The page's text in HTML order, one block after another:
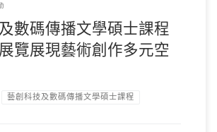
數碼傳播文學碩士課程
覽展現藝術創作多元空
藝創科技及數碼傳播文學碩士課程